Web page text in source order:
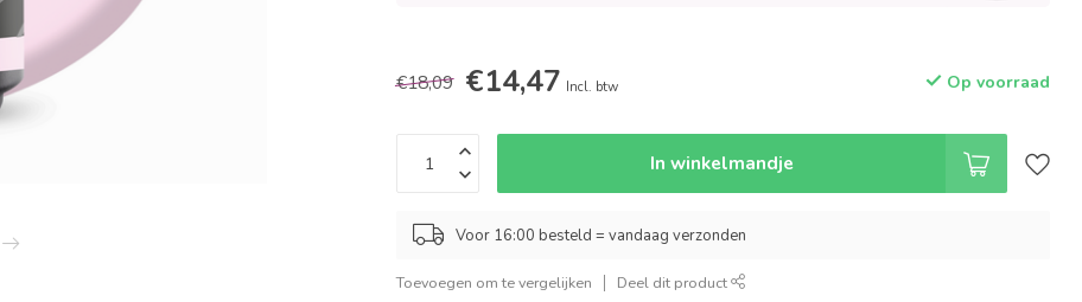
€18,09 €14,47 Incl. btw Op voorraad
In winkelmandje
Voor 16:00 besteld = vandaag verzonden
Toevoegen om te vergelijken Deel dit product